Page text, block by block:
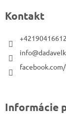
p
äKontakt
Informácie